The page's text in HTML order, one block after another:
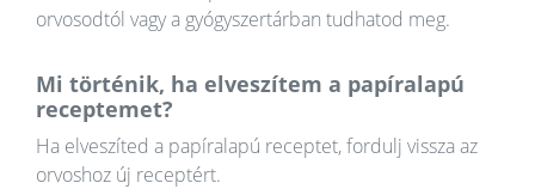
orvosodtól vagy a gyógyszertárban tudhatod meg.
Mi történik, ha elveszítem a papíralapú
receptemet?
Ha elveszíted a papíralapú receptet, fordulj vissza az
orvoshoz új receptért.